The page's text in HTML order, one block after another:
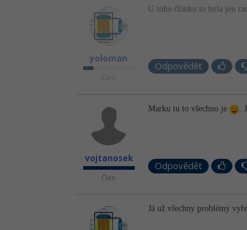
yoloman
Člen
U toho článku to byla jen
Odpovědět
vojtanosek
Člen
Marku tu to všechno je
Odpovědět
Já už všechny problémy